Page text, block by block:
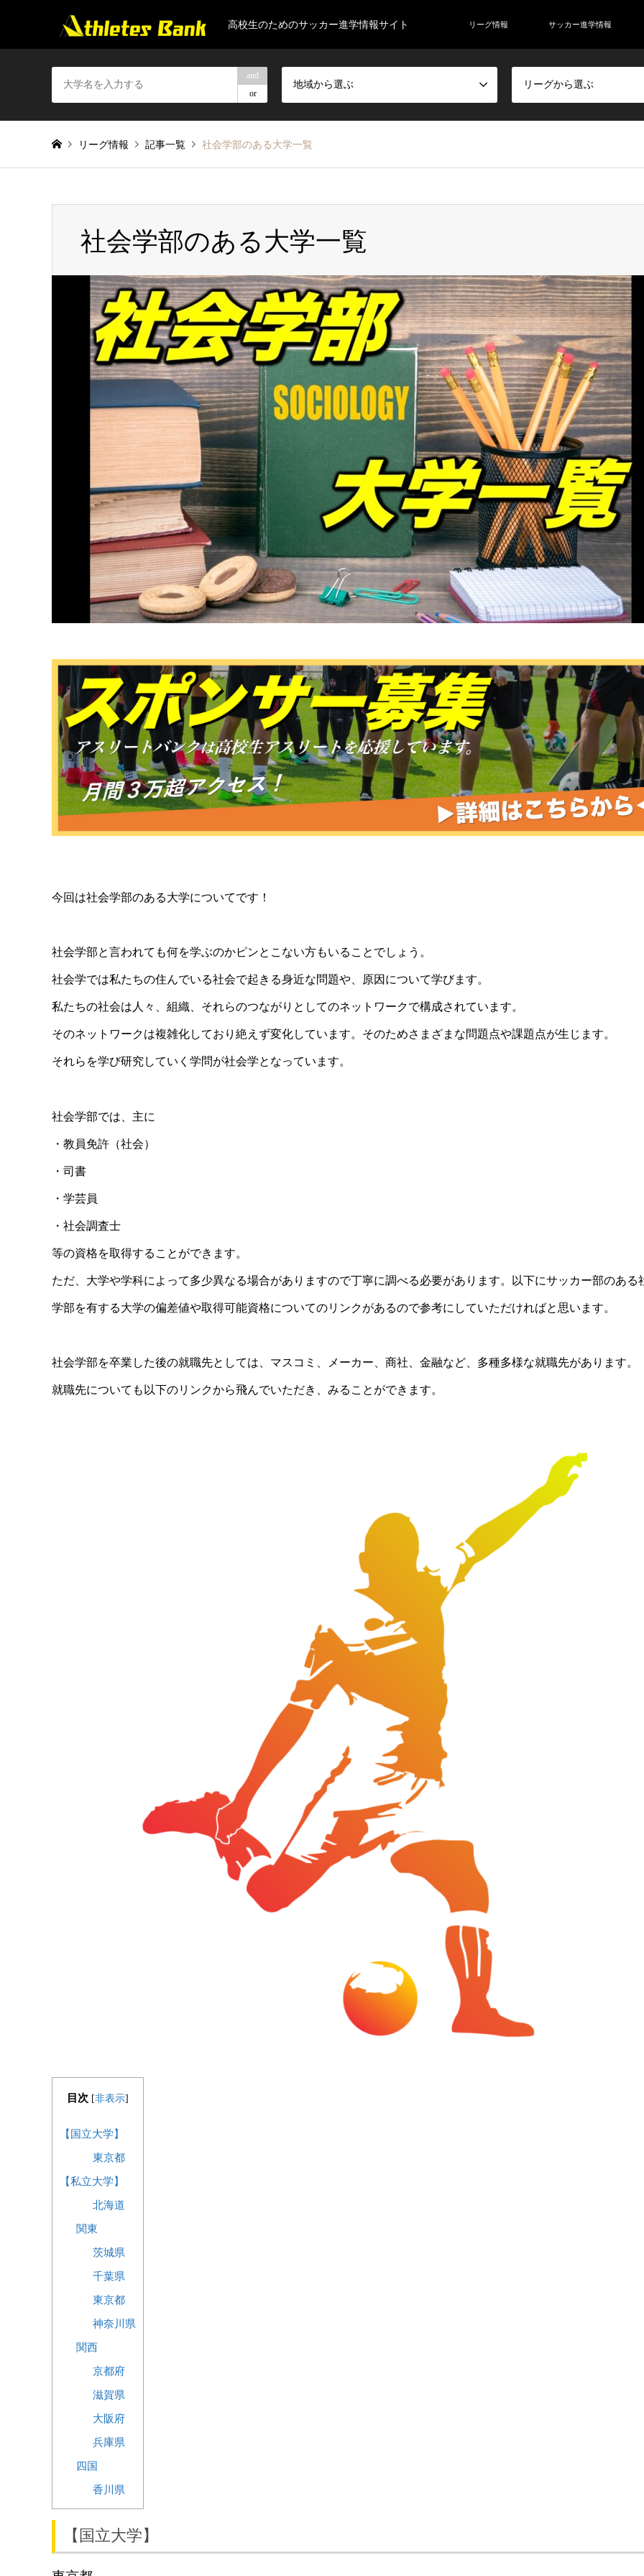
高校生のためのサッカー進学情報サイト リーグ情報 サッカー進学情報
and
or
地域から選ぶ リーグから選ぶ
リーグ情報 記事一覧 社会学部のある大学一覧
社会学部のある大学一覧
今回は社会学部のある大学についてです！
社会学部と言われても何を学ぶのかピンとこない方もいることでしょう。
社会学では私たちの住んでいる社会で起きる身近な問題や、原因について学びます。
私たちの社会は人々、組織、それらのつながりとしてのネットワークで構成されています。
そのネットワークは複雑化しており絶えず変化しています。そのためさまざまな問題点や課題点が生じます。
それらを学び研究していく学問が社会学となっています。
社会学部では、主に
・教員免許（社会）
・司書
・学芸員
・社会調査士
等の資格を取得することができます。
ただ、大学や学科によって多少異なる場合がありますので丁寧に調べる必要があります。以下にサッカー部のある
学部を有する大学の偏差値や取得可能資格についてのリンクがあるので参考にしていただければと思います。
社会学部を卒業した後の就職先としては、マスコミ、メーカー、商社、金融など、多種多様な就職先があります。
就職先についても以下のリンクから飛んでいただき、みることができます。
目次 [非表示]
【国立大学】
東京都
【私立大学】
北海道
関東
茨城県
千葉県
東京都
神奈川県
関西
京都府
滋賀県
大阪府
兵庫県
四国
香川県
【国立大学】